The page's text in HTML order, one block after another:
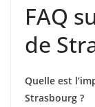
FAQ
de
Quelle est
Strasbourg ?